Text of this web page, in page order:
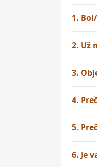
1.
2. Už
3.
4.
5.
6. Je